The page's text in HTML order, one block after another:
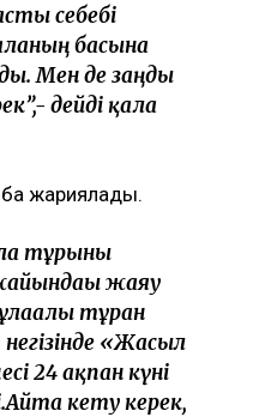
себебі
басына
Мен де заңды
дейді қала
жариялады.
тұрғыны
жаяу
тұрған
«Жасыл
24 ақпан күні
кету керек,